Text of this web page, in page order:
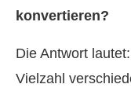
konvertieren?
Die Antwort
Vielzahl